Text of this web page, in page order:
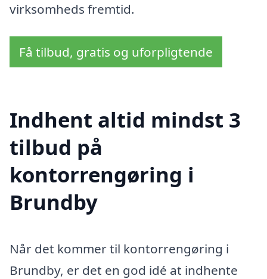
virksomheds fremtid.
Få tilbud, gratis og uforpligtende
Indhent altid mindst 3
tilbud på
kontorrengøring i
Brundby
Når det kommer til kontorrengøring i
Brundby, er det en god idé at indhente